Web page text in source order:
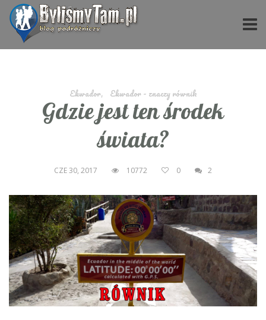
Ekwador, Ekwador - znaczy równik
Gdzie jest ten środek
świata?
CZE 30, 2017 10772 0 2